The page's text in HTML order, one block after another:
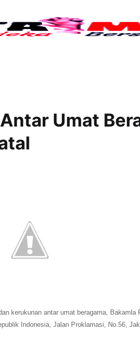
Umat
kerukunan antar umat beragama, Bakamla
Indonesia, Jalan Proklamasi, No.56,